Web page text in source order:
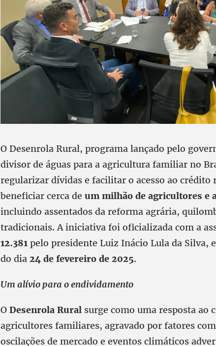
O Desenrola Rural, programa lançado pelo
divisor de águas para a agricultura familiar no
regularizar dívidas e facilitar o acesso ao crédito
beneficiar cerca de um milhão de agricultores e
incluindo assentados da reforma agrária,
tradicionais. A iniciativa foi oficializada com a
12.381 pelo presidente Luiz Inácio Lula da Silva,
do dia 24 de fevereiro de 2025.
Um alívio para o endividamento
O Desenrola Rural surge como uma resposta ao
agricultores familiares, agravado por fatores
oscilações de mercado e eventos climáticos